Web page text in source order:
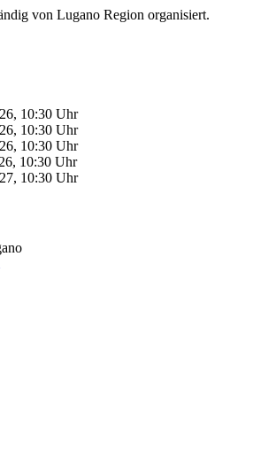
von Lugano Region organisiert.
10:30 Uhr
10:30 Uhr
10:30 Uhr
10:30 Uhr
10:30 Uhr